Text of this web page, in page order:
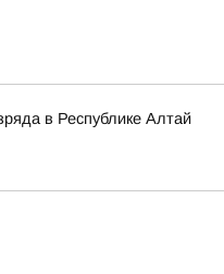
в Республике Алтай